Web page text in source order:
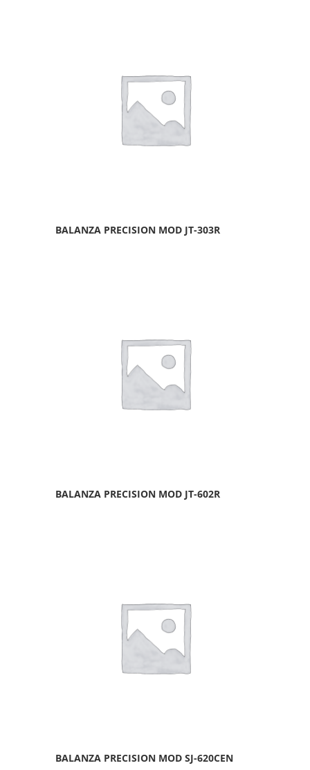
BALANZA PRECISION MOD JT-303R
BALANZA PRECISION MOD JT-602R
BALANZA PRECISION MOD SJ-620CEN